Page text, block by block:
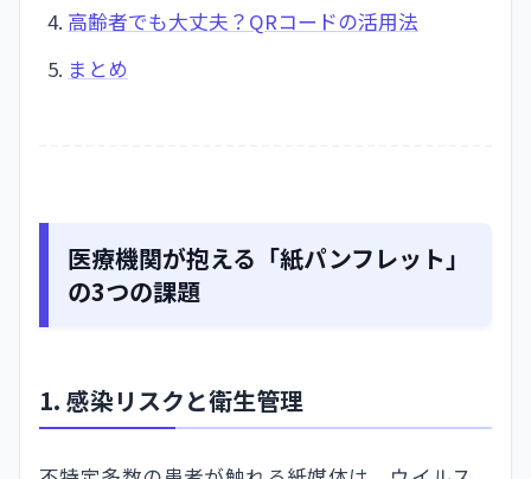
高齢者でも大丈夫？QRコードの活用法
まとめ
医療機関が抱える「紙パンフレット」
の3つの課題
1. 感染リスクと衛生管理